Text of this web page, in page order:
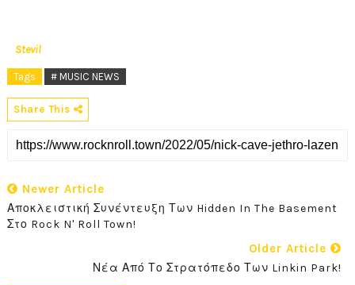
Stevil
Tags # MUSIC NEWS
Share This
Newer Article
Αποκλειστική Συνέντευξη Των Hidden In The Basement
Στο Rock N' Roll Town!
Older Article
Νέα Από Το Στρατόπεδο Των Linkin Park!